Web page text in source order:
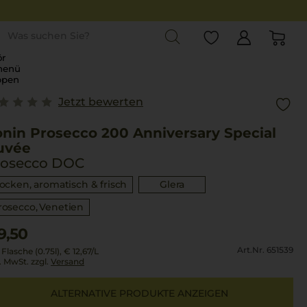
Jetzt bewerten
Prosecco 200 Anniversary Special
DOC
aromatisch & frisch
Glera
Venetien
(0.75l), € 12,67/L
MwSt. zzgl. Versand
Art.Nr. 651539
ALTERNATIVE PRODUKTE ANZEIGEN